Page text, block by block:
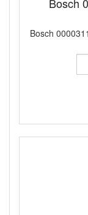
Bosch